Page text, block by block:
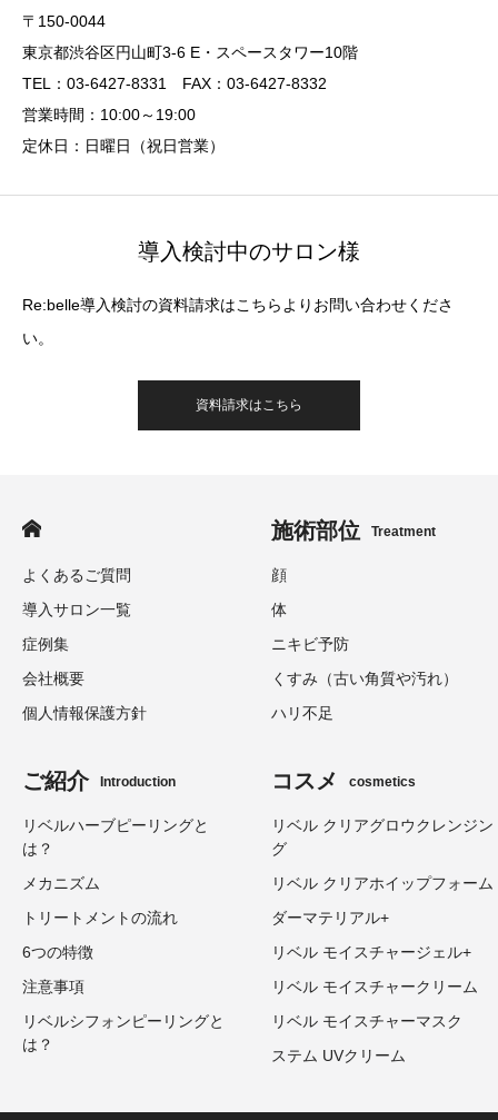
〒150-0044
東京都渋谷区円山町3-6 E・スペースタワー10階
TEL：03-6427-8331 FAX：03-6427-8332
営業時間：10:00～19:00
定休日：日曜日（祝日営業）
導入検討中のサロン様
Re:belle導入検討の資料請求はこちらよりお問い合わせくださ
い。
資料請求はこちら
よくあるご質問
導入サロン一覧
症例集
会社概要
個人情報保護方針
施術部位 Treatment
顔
体
ニキビ予防
くすみ（古い角質や汚れ）
ハリ不足
ご紹介 Introduction
リベルハーブピーリングと
は？
メカニズム
トリートメントの流れ
6つの特徴
注意事項
リベルシフォンピーリングと
は？
コスメ cosmetics
リベル クリアグロウクレンジン
グ
リベル クリアホイップフォーム
ダーマテリアル+
リベル モイスチャージェル+
リベル モイスチャークリーム
リベル モイスチャーマスク
ステム UVクリーム